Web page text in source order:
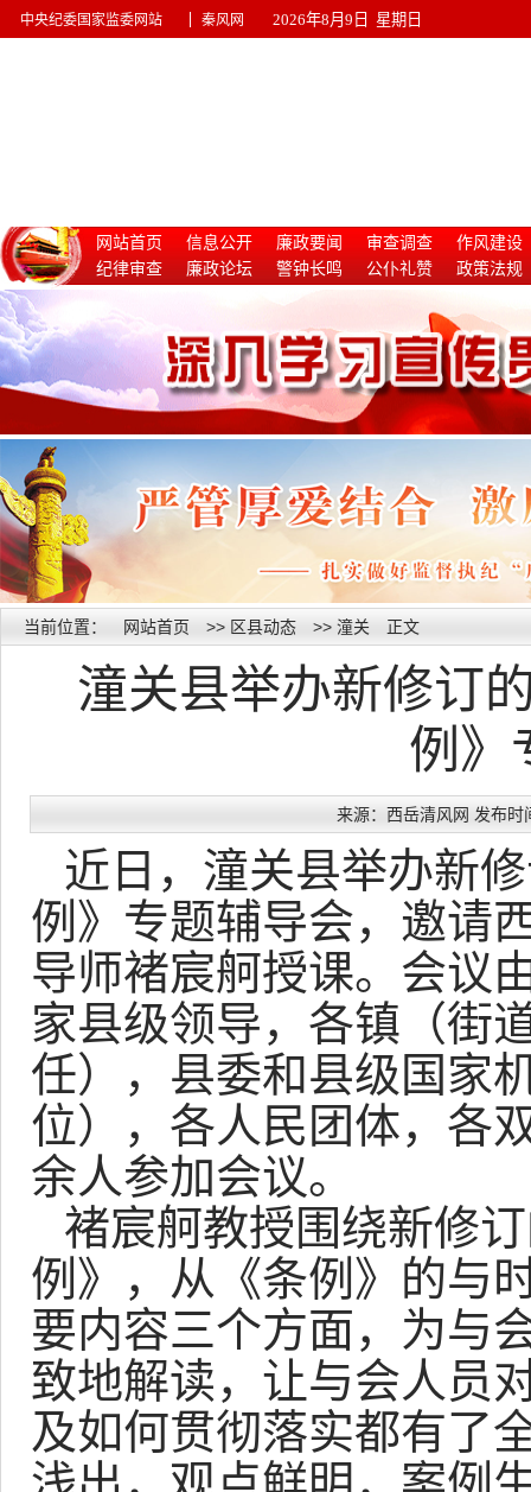
中央纪委国家监委网站 秦风网 2026年8月9日 星期日
网站首页 信息公开 廉政要闻 审查调查
作风建设
纪律审查
廉政论坛 警钟长鸣 公仆礼赞
政策法规
当前位置： 网站首页 >> 区县动态 >> 潼关 正文
潼关县举办新修订
例》
来源：西岳清风网 发布
近日，潼关县举办新
例》专题辅导会，邀请
导师褚宸舸授课。会议
家县级领导，各镇（街
任），县委和县级国家
位），各人民团体，各
余人参加会议。
褚宸舸教授围绕新修
例》，从《条例》的与
要内容三个方面，为与
致地解读，让与会人员
及如何贯彻落实都有了